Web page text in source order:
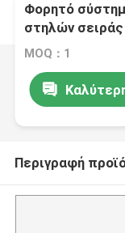
Φορητό
στηλών
MOQ：1
Περιγραφή